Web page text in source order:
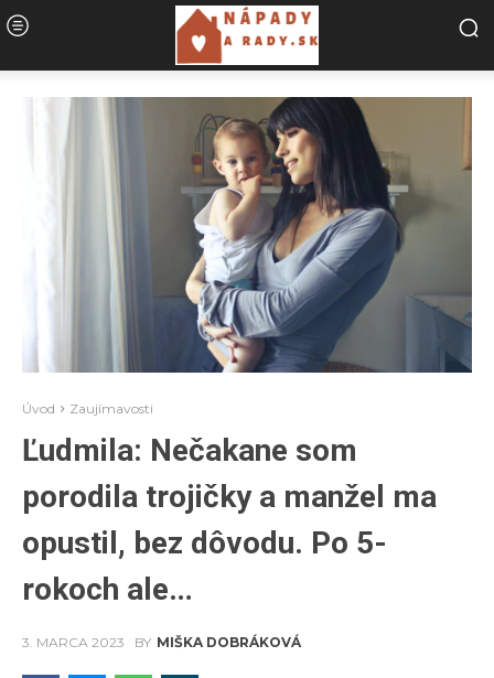
Úvod Zaujímavosti
Ľudmila: Nečakane som
porodila trojičky a manžel ma
opustil, bez dôvodu. Po 5-
rokoch ale…
3. MARCA 2023 BY MIŠKA DOBRÁKOVÁ